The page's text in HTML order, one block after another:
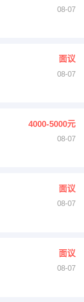
08-07
面议
08-07
4000-5000元
08-07
面议
08-07
面议
08-07